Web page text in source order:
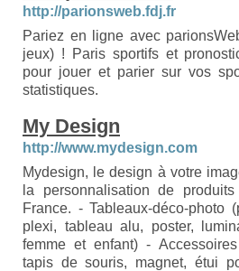
http://parionsweb.fdj.fr
Pariez en ligne avec
jeux) ! Paris sportifs et
pour jouer et parier sur vos
statistiques.
My Design
http://www.mydesign.com
Mydesign, le design à votre
la personnalisation de
France. - Tableaux-déco-photo
plexi, tableau alu, poster,
femme et enfant) -
tapis de souris, magnet, étui